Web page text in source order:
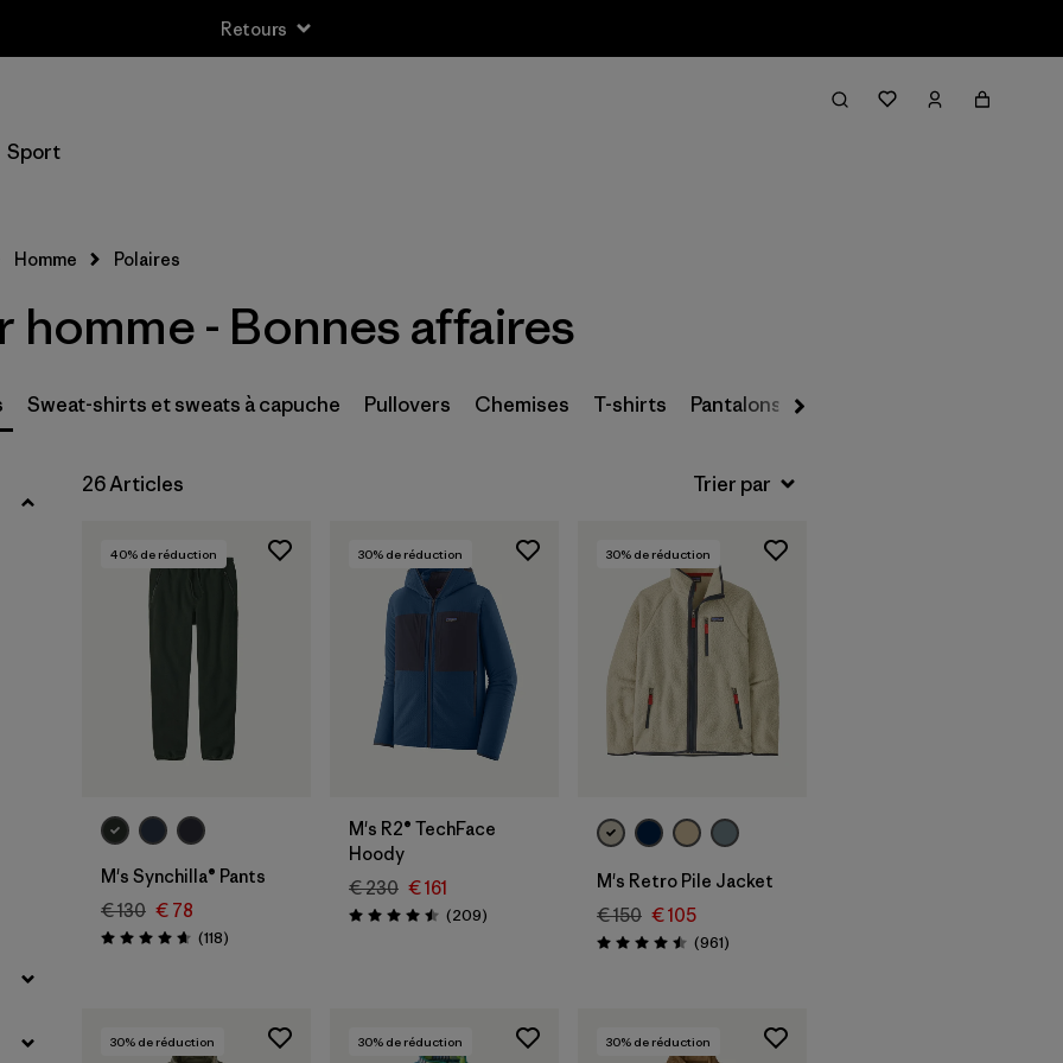
Retours
Sport
Filter & Sort
M (16)
L (16)
Filtrer par
Filtrer par
Homme Polaires
homme - Bonnes affaires
Sweat-shirts et sweats à capuche Pullovers Chemises T-shirts Pantalons de ski
26 Articles
40% de réduction
M's Synchilla® Pants
€ 130 € 78
Évaluation: 4.7 / 5
(118Avis
)
30% de réduction
M's R2® TechFace
Hoody
€ 230 € 161
Évaluation: 4.5 / 5
(209Avis
)
30% de réduction
M's Retro Pile Jacket
€ 150 € 105
Évaluation: 4.5 / 5
(961Avis
)
30% de réduction 30% de réduction 30% de réduction